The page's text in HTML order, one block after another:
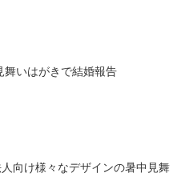
舞いはがきで結婚報告
向け様々なデザインの暑中見舞